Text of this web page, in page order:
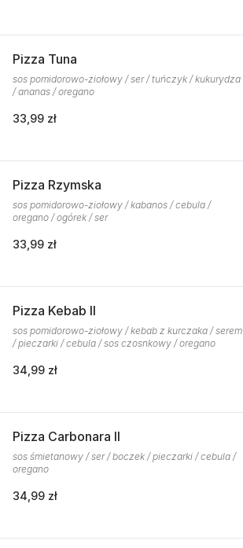
Pizza Tuna
sos pomidorowo-ziołowy / ser / tuńczyk / kukurydza
/ ananas / oregano
33,99 zł
Pizza Rzymska
sos pomidorowo-ziołowy / kabanos / cebula /
oregano / ogórek / ser
33,99 zł
Pizza Kebab II
sos pomidorowo-ziołowy / kebab z kurczaka / serem
/ pieczarki / cebula / sos czosnkowy / oregano
34,99 zł
Pizza Carbonara II
sos śmietanowy / ser / boczek / pieczarki / cebula /
oregano
34,99 zł